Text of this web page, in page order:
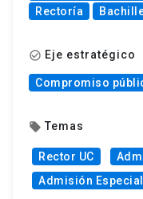
Rectoría
check_circle_outline Eje estratégico
Compromiso
local_offer Temas
Rector UC
Admisión Especial